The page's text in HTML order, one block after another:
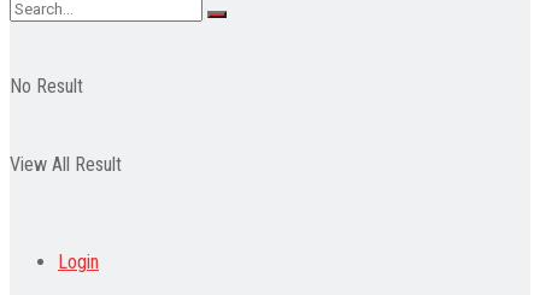
No Result
View All Result
Login